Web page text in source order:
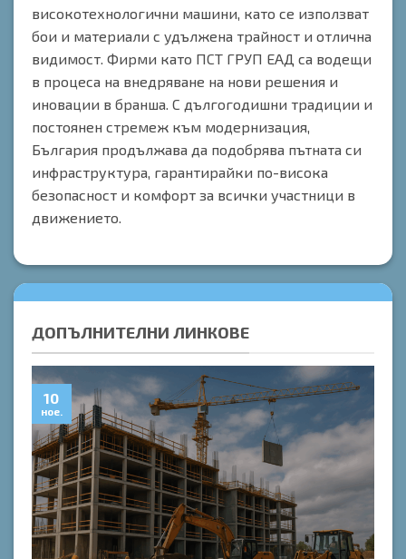
високотехнологични машини, като се използват
бои и материали с удължена трайност и отлична
видимост. Фирми като ПСТ ГРУП ЕАД са водещи
в процеса на внедряване на нови решения и
иновации в бранша. С дългогодишни традиции и
постоянен стремеж към модернизация,
България продължава да подобрява пътната си
инфраструктура, гарантирайки по-висока
безопасност и комфорт за всички участници в
движението.
ДОПЪЛНИТЕЛНИ ЛИНКОВЕ
10
ное.